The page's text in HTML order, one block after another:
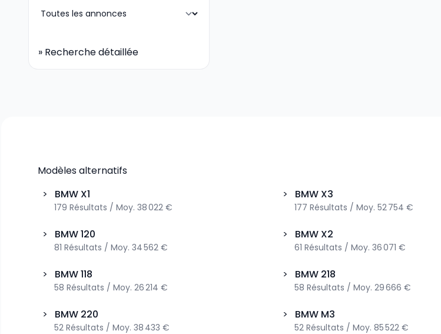
» Recherche détaillée
Modèles alternatifs
>
BMW X1
179 Résultats / Moy. 38 022 €
> BMW X3
177 Résultats / Moy. 52 754 €
> BMW120
81 Résultats / Moy. 34 562 €
> BMW X2
61 Résultats / Moy. 36 071 €
> BMW118
58 Résultats / Moy. 26 214 €
> BMW 218
58 Résultats / Moy. 29 666 €
> BMW 220
52 Résultats / Moy. 38 433 €
> BMW M3
52 Résultats / Moy. 85 522 €